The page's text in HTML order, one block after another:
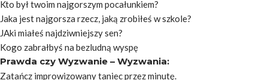
Kto był twoim najgorszym pocałunkiem?
Jaka jest najgorsza rzecz, jaką zrobiłeś w szkole?
JAki miałeś najdziwniejszy sen?
Kogo zabrałbyś na bezludną wyspę
Prawda czy Wyzwanie – Wyzwania:
Zatańcz improwizowany taniec przez minutę.